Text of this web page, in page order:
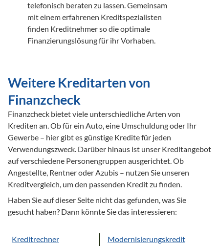
telefonisch beraten zu lassen. Gemeinsam
mit einem erfahrenen Kreditspezialisten
finden Kreditnehmer so die optimale
Finanzierungslösung für ihr Vorhaben.
Weitere Kreditarten von
Finanzcheck
Finanzcheck bietet viele unterschiedliche Arten von
Krediten an. Ob für ein Auto, eine Umschuldung oder Ihr
Gewerbe – hier gibt es günstige Kredite für jeden
Verwendungszweck. Darüber hinaus ist unser Kreditangebot
auf verschiedene Personengruppen ausgerichtet. Ob
Angestellte, Rentner oder Azubis – nutzen Sie unseren
Kreditvergleich, um den passenden Kredit zu finden.
Haben Sie auf dieser Seite nicht das gefunden, was Sie
gesucht haben? Dann könnte Sie das interessieren:
Kreditrechner
Modernisierungskredit